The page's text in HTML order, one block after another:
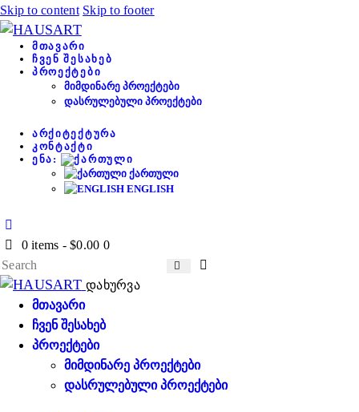
Skip to content Skip to footer
ᲛᲗᲐᲕᲐᲠᲘ
ᲩᲕᲔᲜ ᲨᲔᲡᲐᲮᲔᲑ
ᲞᲠᲝᲔᲥᲢᲔᲑᲘ
ᲛᲘᲛᲓᲘᲜᲐᲠᲔ ᲞᲠᲝᲔᲥᲢᲔᲑᲘ
ᲓᲐᲡᲠᲣᲚᲔᲑᲣᲚᲘ ᲞᲠᲝᲔᲥᲢᲔᲑᲘ
ᲐᲠᲥᲘᲢᲔᲥᲢᲣᲠᲐ
ᲙᲝᲜᲢᲐᲥᲢᲘ
ᲔᲜᲐ:
ᲥᲐᲠᲗᲣᲚᲘ
ENGLISH
0 items -$0.00 0
დახურვა
ᲛᲗᲐᲕᲐᲠᲘ
ᲩᲕᲔᲜ ᲨᲔᲡᲐᲮᲔᲑ
ᲞᲠᲝᲔᲥᲢᲔᲑᲘ
ᲛᲘᲛᲓᲘᲜᲐᲠᲔ ᲞᲠᲝᲔᲥᲢᲔᲑᲘ
ᲓᲐᲡᲠᲣᲚᲔᲑᲣᲚᲘ ᲞᲠᲝᲔᲥᲢᲔᲑᲘ